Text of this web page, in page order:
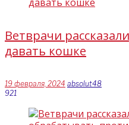
Ветврачи
давать кошке
19 февраля, 2024 absolut48
921